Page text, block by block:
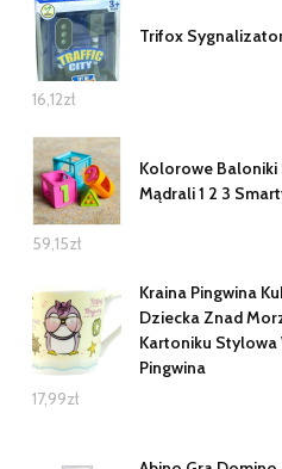
Trifox
16,12zł
Kolorowe Baloniki
Mądrali 1 2 3
59,15zł
Kraina Pingwina
Dziecka Znad
Kartoniku Stylowa
Pingwina
17,99zł